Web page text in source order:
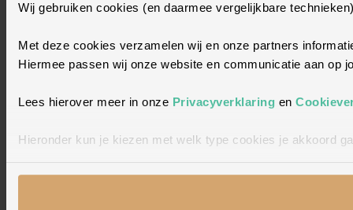
Wij gebruiken cookies (en daarmee vergelijkbare
Met deze cookies verzamelen wij en onze partners
Hiermee passen wij onze website en communicatie aan op
Lees hierover meer in onze Privacyverklaring en
Hieronder kun je kiezen met welk type cookies je akkoord